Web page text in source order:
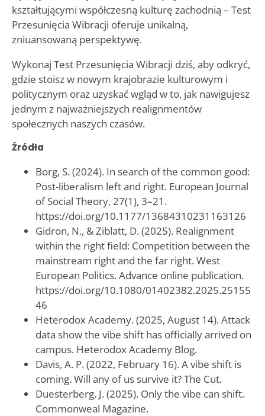
kształtującymi współczesną kulturę zachodnią – Test
Przesunięcia Wibracji oferuje unikalną,
zniuansowaną perspektywę.
Wykonaj Test Przesunięcia Wibracji dziś, aby odkryć,
gdzie stoisz w nowym krajobrazie kulturowym i
politycznym oraz uzyskać wgląd w to, jak nawigujesz
jednym z najważniejszych realignmentów
społecznych naszych czasów.
Źródła
Borg, S. (2024). In search of the common good:
Post-liberalism left and right. European Journal
of Social Theory, 27(1), 3–21.
https://doi.org/10.1177/13684310231163126
Gidron, N., & Ziblatt, D. (2025). Realignment
within the right field: Competition between the
mainstream right and the far right. West
European Politics. Advance online publication.
https://doi.org/10.1080/01402382.2025.25155
46
Heterodox Academy. (2025, August 14). Attack
data show the vibe shift has officially arrived on
campus. Heterodox Academy Blog.
Davis, A. P. (2022, February 16). A vibe shift is
coming. Will any of us survive it? The Cut.
Duesterberg, J. (2025). Only the vibe can shift.
Commonweal Magazine.